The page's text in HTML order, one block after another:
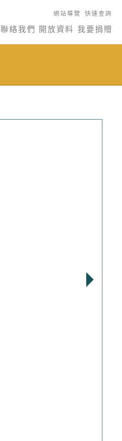
網站導覽 快速查詢
聯絡我們 開放資料 我要捐贈